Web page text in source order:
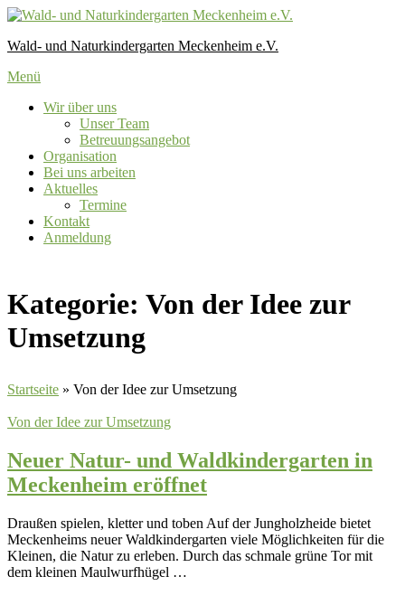
Zum
springen
Wald- und Naturkindergarten Meckenheim e.V.
Menü
Wir über uns
Unser Team
Betreuungsangebot
Organisation
Bei uns arbeiten
Aktuelles
Termine
Kontakt
Anmeldung
Kategorie: Von der Idee zur
Umsetzung
Startseite » Von der Idee zur Umsetzung
Von der Idee zur Umsetzung
Neuer Natur- und Waldkindergarten in
Meckenheim eröffnet
Draußen spielen, kletter und toben Auf der Jungholzheide bietet
Meckenheims neuer Waldkindergarten viele Möglichkeiten für die
Kleinen, die Natur zu erleben. Durch das schmale grüne Tor mit
dem kleinen Maulwurfhügel …